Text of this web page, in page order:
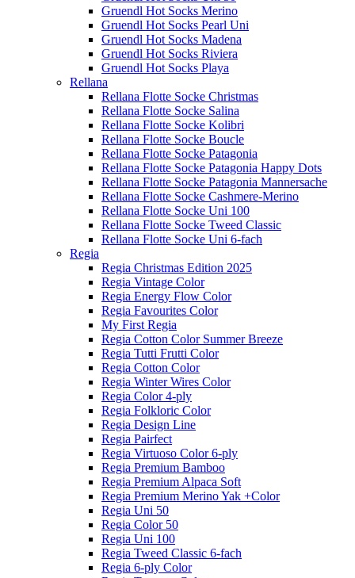
Gruendl Hot Socks Merino
Gruendl Hot Socks Pearl Uni
Gruendl Hot Socks Madena
Gruendl Hot Socks Riviera
Gruendl Hot Socks Playa
Rellana
Rellana Flotte Socke Christmas
Rellana Flotte Socke Salina
Rellana Flotte Socke Kolibri
Rellana Flotte Socke Boucle
Rellana Flotte Socke Patagonia
Rellana Flotte Socke Patagonia Happy Dots
Rellana Flotte Socke Patagonia Mannersache
Rellana Flotte Socke Cashmere-Merino
Rellana Flotte Socke Uni 100
Rellana Flotte Socke Tweed Classic
Rellana Flotte Socke Uni 6-fach
Regia
Regia Christmas Edition 2025
Regia Vintage Color
Regia Energy Flow Color
Regia Favourites Color
My First Regia
Regia Cotton Color Summer Breeze
Regia Tutti Frutti Color
Regia Cotton Color
Regia Winter Wires Color
Regia Color 4-ply
Regia Folkloric Color
Regia Design Line
Regia Pairfect
Regia Virtuoso Color 6-ply
Regia Premium Bamboo
Regia Premium Alpaca Soft
Regia Premium Merino Yak +Color
Regia Uni 50
Regia Color 50
Regia Uni 100
Regia Tweed Classic 6-fach
Regia 6-ply Color